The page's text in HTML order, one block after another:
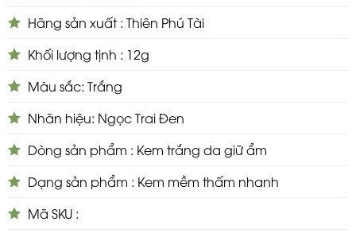
Hãng sản xuất : Thiên Phú Tài
Khối lượng tịnh : 12g
Màu sắc: Trắng
Nhãn hiệu: Ngọc Trai Đen
Dòng sản phẩm : Kem trắng da giữ ẩm
Dạng sản phẩm : Kem mềm thấm nhanh
Mã SKU :